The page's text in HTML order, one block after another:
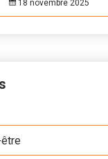
18 novembre 2025